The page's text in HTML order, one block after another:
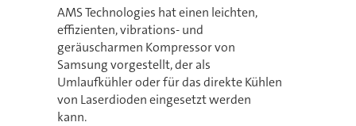
AMS Technologies hat einen leichten,
effizienten, vibrations- und
geräuscharmen Kompressor von
Samsung vorgestellt, der als
Umlaufkühler oder für das direkte Kühlen
von Laserdioden eingesetzt werden
kann.